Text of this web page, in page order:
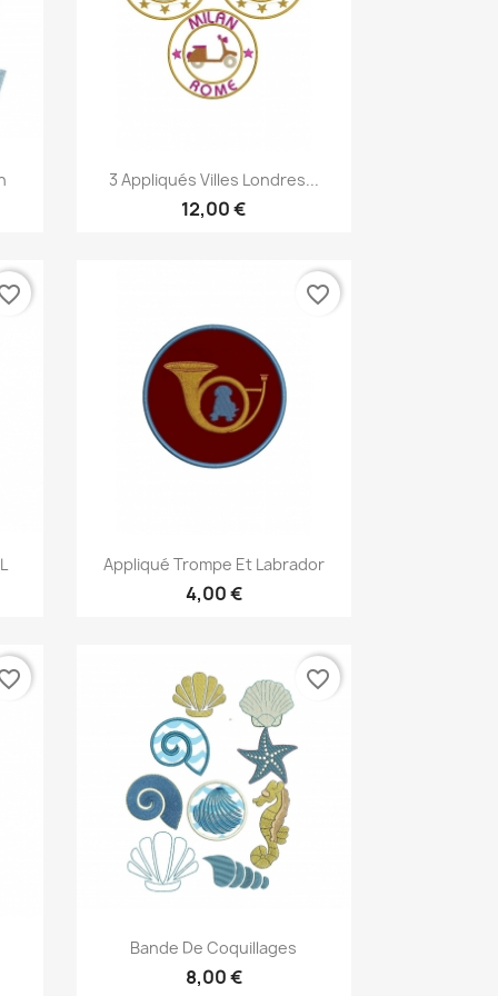
Aperçu rapide
3 Appliqués Villes Londres...
12,00 €
Aperçu rapide
Appliqué Trompe Et Labrador
4,00 €
favorite_border
Aperçu rapide
Bande De Coquillages
8,00 €
favorite_border